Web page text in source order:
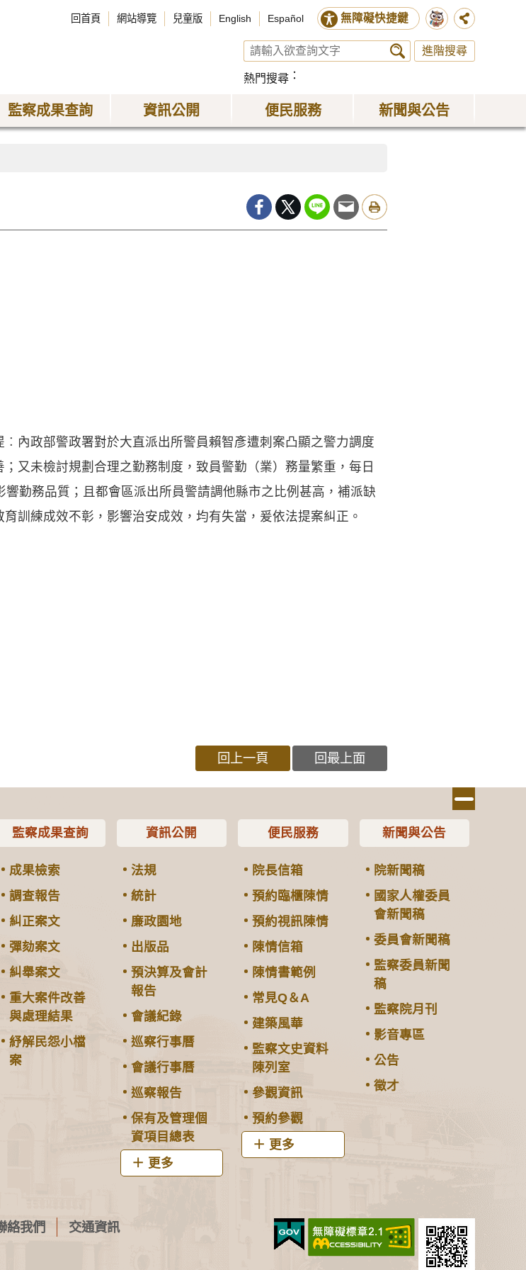
回首頁 網站導覽 兒童版 English Español 無障礙快捷鍵
進階搜尋
熱門搜尋
監察成果查詢 資訊公開 便民服務 新聞與公告
內政部警政署對於大直派出所警員賴智彥遭刺案凸顯之警力調度
又未檢討規劃合理之勤務制度，致員警勤（業）務量繁重，每日
響勤務品質；且都會區派出所員警請調他縣市之比例甚高，補派缺
訓練成效不彰，影響治安成效，均有失當，爰依法提案糾正。
回上一頁 回最上面
監察成果查詢
成果檢索
調查報告
糾正案文
彈劾案文
糾舉案文
重大案件改善
與處理結果
紓解民怨小檔
案
資訊公開
法規
統計
廉政園地
出版品
預決算及會計
報告
會議紀錄
巡察行事曆
會議行事曆
巡察報告
保有及管理個
資項目總表
更多
便民服務
院長信箱
預約臨櫃陳情
預約視訊陳情
陳情信箱
陳情書範例
常見Q＆A
建築風華
監察文史資料
陳列室
參觀資訊
預約參觀
更多
新聞與公告
院新聞稿
國家人權委員
會新聞稿
委員會新聞稿
監察委員新聞
稿
監察院月刊
影音專區
公告
徵才
絡我們 交通資訊